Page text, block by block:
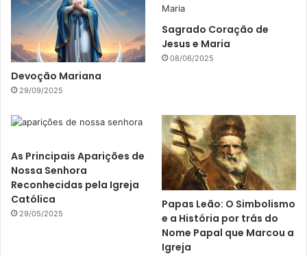
Devoção Mariana
29/09/2025
Sagrado Coração de
Jesus e Maria
08/06/2025
As Principais Aparições de
Nossa Senhora
Reconhecidas pela Igreja
Católica
29/05/2025
Papas Leão: O Simbolismo
e a História por trás do
Nome Papal que Marcou a
Igreja